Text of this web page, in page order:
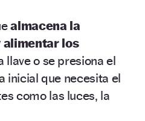
almacena la
alimentar los
llave o se presiona el
inicial que necesita el
como las luces, la